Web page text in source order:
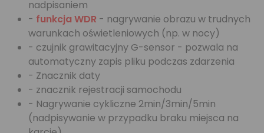
nadpisaniem
- funkcja WDR - nagrywanie obrazu w trudnych
warunkach oświetleniowych (np. w nocy)
- czujnik grawitacyjny G-sensor - pozwala na
automatyczny zapis pliku podczas zdarzenia
- Znacznik daty
- znacznik rejestracji samochodu
- Nagrywanie cykliczne 2min/3min/5min
(nadpisywanie w przypadku braku miejsca na